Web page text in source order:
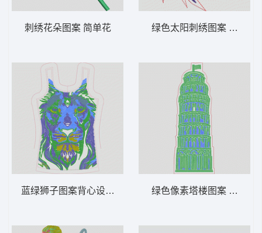
刺绣花朵图案 简单花
蓝绿狮子图案背心设计图 狮头 多色珠片
绿色太阳刺绣图案 太阳 多
绿色像素塔楼图案 风景 多